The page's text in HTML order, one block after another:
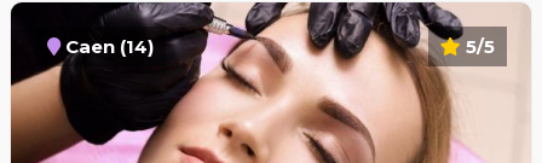
5/5
Caen (14)